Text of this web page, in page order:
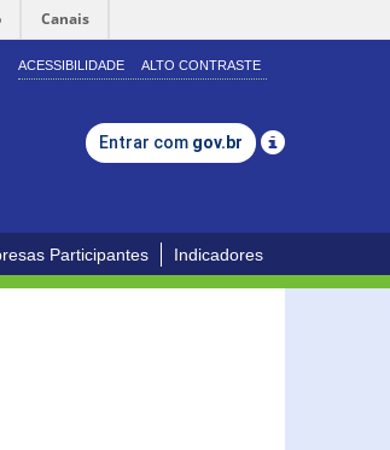
Canais
ACESSIBILIDADE ALTO CONTRASTE
Entrar com gov.br
Participantes Indicadores